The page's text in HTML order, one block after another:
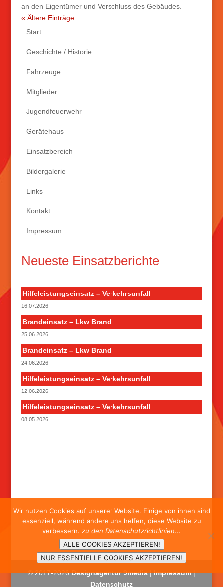
an den Eigentümer und Verschluss des Gebäudes.
« Ältere Einträge
Start
Geschichte / Historie
Fahrzeuge
Mitglieder
Jugendfeuerwehr
Gerätehaus
Einsatzbereich
Bildergalerie
Links
Kontakt
Impressum
Neueste Einsatzberichte
Hilfeleistungseinsatz – Verkehrsunfall
16.07.2026
Brandeinsatz – Lkw Brand
25.06.2026
Brandeinsatz – Lkw Brand
24.06.2026
Hilfeleistungseinsatz – Verkehrsunfall
12.06.2026
Hilfeleistungseinsatz – Verkehrsunfall
08.05.2026
© 2017-2026 Designagentur 9media|Impressum|
Datenschutz
Wir nutzen Cookies auf unserer Website. Einige von ihnen sind
essenziell, während andere uns helfen, diese Website zu
verbessern. zu den Datenschutzrichtlinien...
ALLE COOKIES AKZEPTIEREN!
NUR ESSENTIELLE COOKIES AKZEPTIEREN!